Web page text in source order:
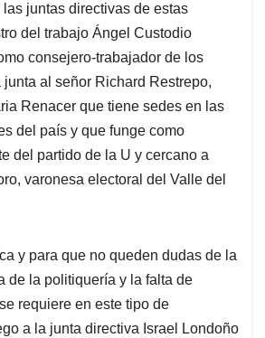
juntas directivas de estas
del trabajo Ángel Custodio
consejero-trabajador de los
al señor Richard Restrepo,
Renacer que tiene sedes en las
del país y que funge como
del partido de la U y cercano a
varonesa electoral del Valle del
y para que no queden dudas de la
de la politiquería y la falta de
requiere en este tipo de
a la junta directiva Israel Londoño